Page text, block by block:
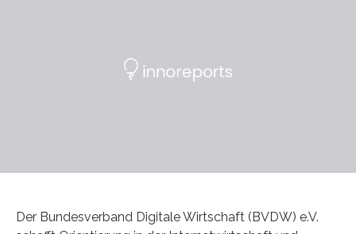
Der Bundesverband Digitale Wirtschaft (BVDW) e.V.